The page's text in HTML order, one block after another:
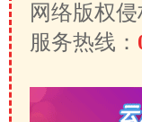
网络版权侵
服务热线：